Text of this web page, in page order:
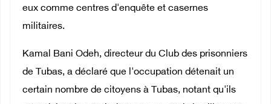
eux comme centres d'enquête et casernes
militaires.
Kamal Bani Odeh, directeur du Club des prisonniers
de Tubas, a déclaré que l'occupation détenait un
certain nombre de citoyens à Tubas, notant qu'ils